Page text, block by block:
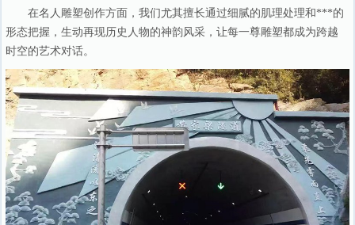
在名人雕塑创作方面，我们尤其擅长通过细腻的肌理处理和***的
形态把握，生动再现历史人物的神韵风采，让每一尊雕塑都成为跨越
时空的艺术对话。